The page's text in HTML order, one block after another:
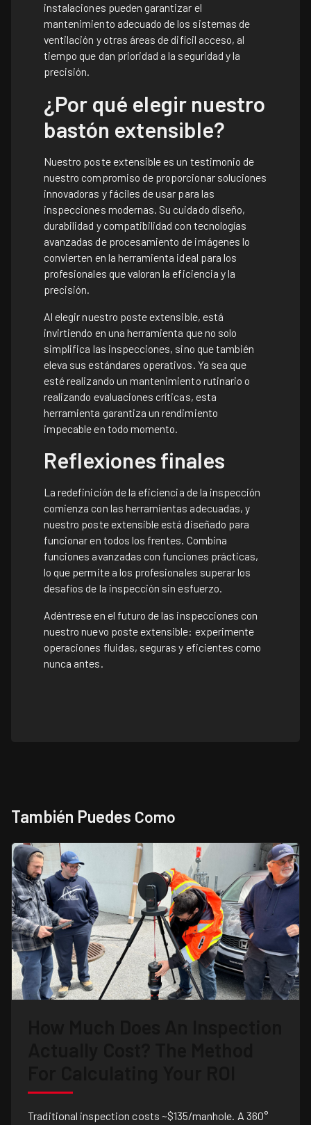
instalaciones pueden garantizar el
mantenimiento adecuado de los sistemas de
ventilación y otras áreas de difícil acceso, al
tiempo que dan prioridad a la seguridad y la
precisión.
¿Por qué elegir nuestro
bastón extensible?
Nuestro poste extensible es un testimonio de
nuestro compromiso de proporcionar soluciones
innovadoras y fáciles de usar para las
inspecciones modernas. Su cuidado diseño,
durabilidad y compatibilidad con tecnologías
avanzadas de procesamiento de imágenes lo
convierten en la herramienta ideal para los
profesionales que valoran la eficiencia y la
precisión.
Al elegir nuestro poste extensible, está
invirtiendo en una herramienta que no solo
simplifica las inspecciones, sino que también
eleva sus estándares operativos. Ya sea que
esté realizando un mantenimiento rutinario o
realizando evaluaciones críticas, esta
herramienta garantiza un rendimiento
impecable en todo momento.
Reflexiones finales
La redefinición de la eficiencia de la inspección
comienza con las herramientas adecuadas, y
nuestro poste extensible está diseñado para
funcionar en todos los frentes. Combina
funciones avanzadas con funciones prácticas,
lo que permite a los profesionales superar los
desafíos de la inspección sin esfuerzo.
Adéntrese en el futuro de las inspecciones con
nuestro nuevo poste extensible: experimente
operaciones fluidas, seguras y eficientes como
nunca antes.
También Puedes Como
Traditional inspection costs ~$135/manhole. A 360°